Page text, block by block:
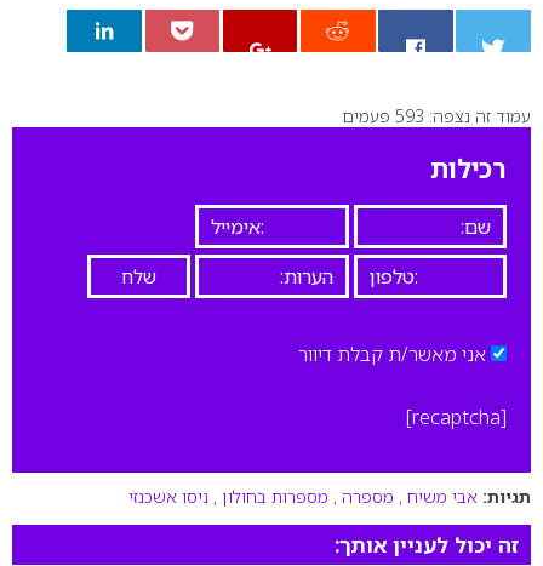
0
עמוד זה נצפה: 593 פעמים
רכילות
אני מאשר/ת קבלת דיוור
[recaptcha]
תגיות: אבי משיח , מספרה , מספרות בחולון , ניסו אשכנזי
זה יכול לעניין אותך: